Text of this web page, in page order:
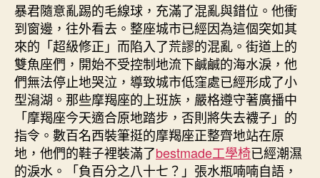
暴君隨意亂踢的毛線球，充滿了混亂與錯位。他衝
到窗邊，往外看去。整座城市已經因為這個突如其
來的「超級修正」而陷入了荒謬的混亂。街道上的
雙魚座們，開始不受控制地流下鹹鹹的海水淚，他
們無法停止地哭泣，導致城市低窪處已經形成了小
型潟湖。那些摩羯座的上班族，嚴格遵守著廣播中
「摩羯座今天適合原地踏步，否則將失去襪子」的
指令。數百名西裝筆挺的摩羯座正整齊地站在原
地，他們的鞋子裡裝滿了bestmade工學椅已經潮濕
的淚水。「負百分之八十七？」張水瓶喃喃自語，